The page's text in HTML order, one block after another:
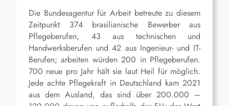
Die Bundesagentur für Arbeit betreute zu diesem
Zeitpunkt 374 brasilianische Bewerber aus
Pflegeberufen, 43 aus technischen und
Handwerksberufen und 42 aus Ingenieur- und IT-
Berufen; arbeiten würden 200 in Pflegeberufen.
700 neue pro Jahr hält sie laut Heil für möglich.
Jede achte Pflegekraft in Deutschland kam 2021
aus dem Ausland, das sind über 200.000 –